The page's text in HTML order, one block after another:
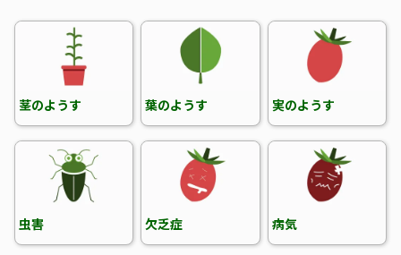
茎のようす 葉のようす 実のようす
虫害 欠乏症 病気